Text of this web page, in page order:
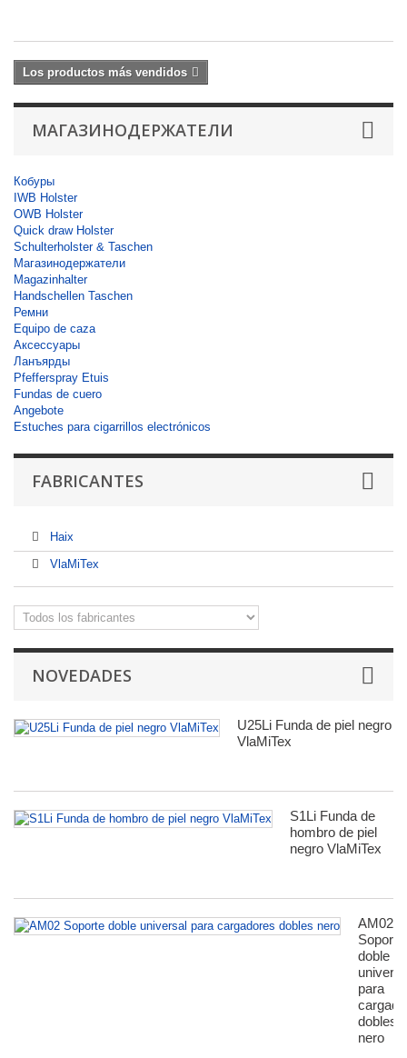
Los productos más vendidos
МАГАЗИНОДЕРЖАТЕЛИ
Кобуры
IWB Holster
OWB Holster
Quick draw Holster
Schulterholster & Taschen
Магазинодержатели
Magazinhalter
Handschellen Taschen
Ремни
Equipo de caza
Аксессуары
Ланъярды
Pfefferspray Etuis
Fundas de cuero
Angebote
Estuches para cigarrillos electrónicos
FABRICANTES
Haix
VlaMiTex
NOVEDADES
U25Li Funda de piel negro
VlaMiTex
S1Li Funda de
hombro de piel
negro VlaMiTex
AM02
Soporte
doble
para
dobles
nero